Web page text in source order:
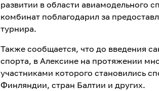
развитии в области авиамодельного
комбинат поблагодарил за
турнира.
Также сообщается, что до введения
спорта, в Алексине на протяжении
участниками которого становились
Финляндии, стран Балтии и других.